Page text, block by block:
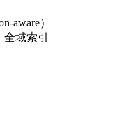
aware）
域索引